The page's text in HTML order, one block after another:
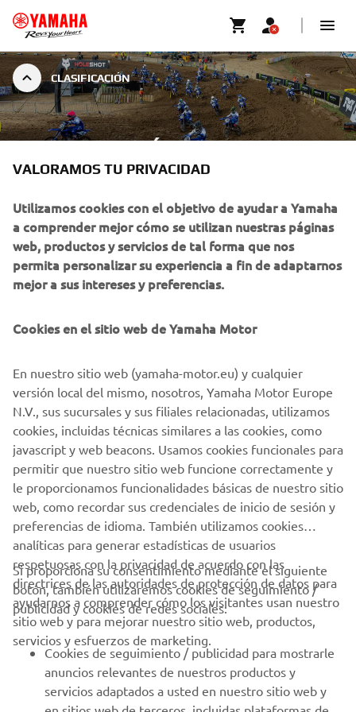
CLASIFICACIÓN
CLASIFICACIÓN
CORPORATIVO
PROFESIONALES
MÁS YAMAHA
AYUDA
a comprender mejor cómo se utilizan nuestras páginas
web, productos y servicios de tal forma que nos
permita personalizar su experiencia a fin de adaptarnos
mejor a sus intereses y preferencias.
versión local del mismo, nosotros, Yamaha Motor Europe
N.V., sus sucursales y sus filiales relacionadas, utilizamos
cookies, incluidas técnicas similares a las cookies, como
javascript y web beacons. Usamos cookies funcionales para
permitir que nuestro sitio web funcione correctamente y
le proporcionamos funcionalidades básicas de nuestro sitio
web, como recordar sus credenciales de inicio de sesión y
preferencias de idioma. También utilizamos cookies
analíticas para generar estadísticas de usuarios
respetuosas con la privacidad de acuerdo con las
directrices de las autoridades de protección de datos para
ayudarnos a comprender cómo los visitantes usan nuestro
sitio web y para mejorar nuestro sitio web, productos,
servicios y esfuerzos de marketing.
Si proporciona su consentimiento mediante el siguiente
botón, también utilizaremos cookies de seguimiento /
publicidad y cookies de redes sociales:
Cookies de seguimiento / publicidad para mostrarle
anuncios relevantes de nuestros productos y
servicios adaptados a usted en nuestro sitio web y
en sitios web de terceros, incluidas plataformas de